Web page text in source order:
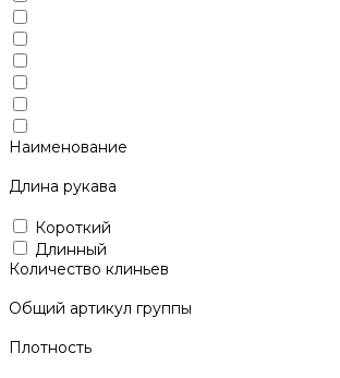
Наименование
Длина рукава
Короткий
Длинный
Количество клиньев
Общий артикул группы
Плотность